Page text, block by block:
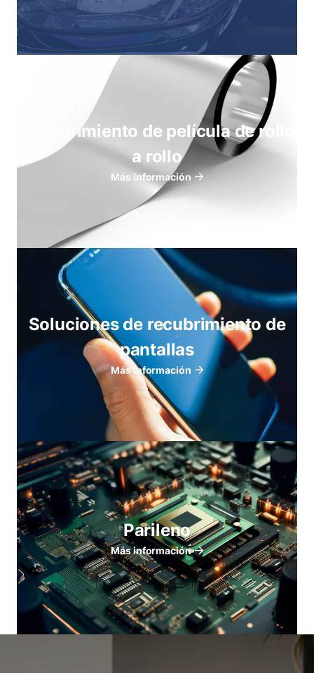
Recubrimiento de película de rollo
a rollo
Más información
Soluciones de recubrimiento de
pantallas
Más información
Parileno
Más información